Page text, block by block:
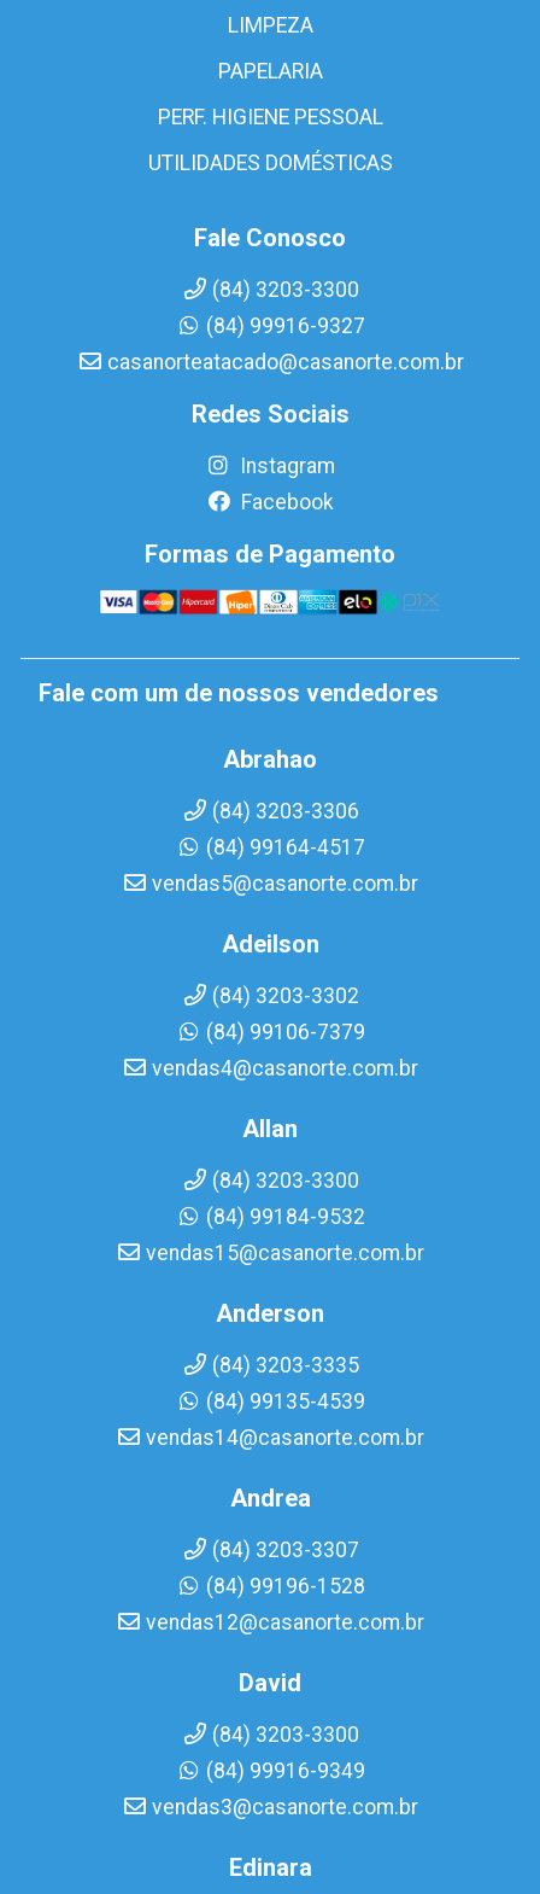
LIMPEZA
PAPELARIA
PERF. HIGIENE PESSOAL
UTILIDADES DOMÉSTICAS
Fale Conosco
(84) 3203-3300
(84) 99916-9327
casanorteatacado@casanorte.com.br
Redes Sociais
Instagram
Facebook
Formas de Pagamento
Fale com um de nossos vendedores
Abrahao
(84) 3203-3306
(84) 99164-4517
vendas5@casanorte.com.br
Adeilson
(84) 3203-3302
(84) 99106-7379
vendas4@casanorte.com.br
Allan
(84) 3203-3300
(84) 99184-9532
vendas15@casanorte.com.br
Anderson
(84) 3203-3335
(84) 99135-4539
vendas14@casanorte.com.br
Andrea
(84) 3203-3307
(84) 99196-1528
vendas12@casanorte.com.br
David
(84) 3203-3300
(84) 99916-9349
vendas3@casanorte.com.br
Edinara